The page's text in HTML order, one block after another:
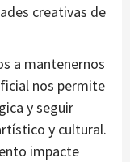
creativas de
a mantenernos
nos permite
y seguir
y cultural.
impacte